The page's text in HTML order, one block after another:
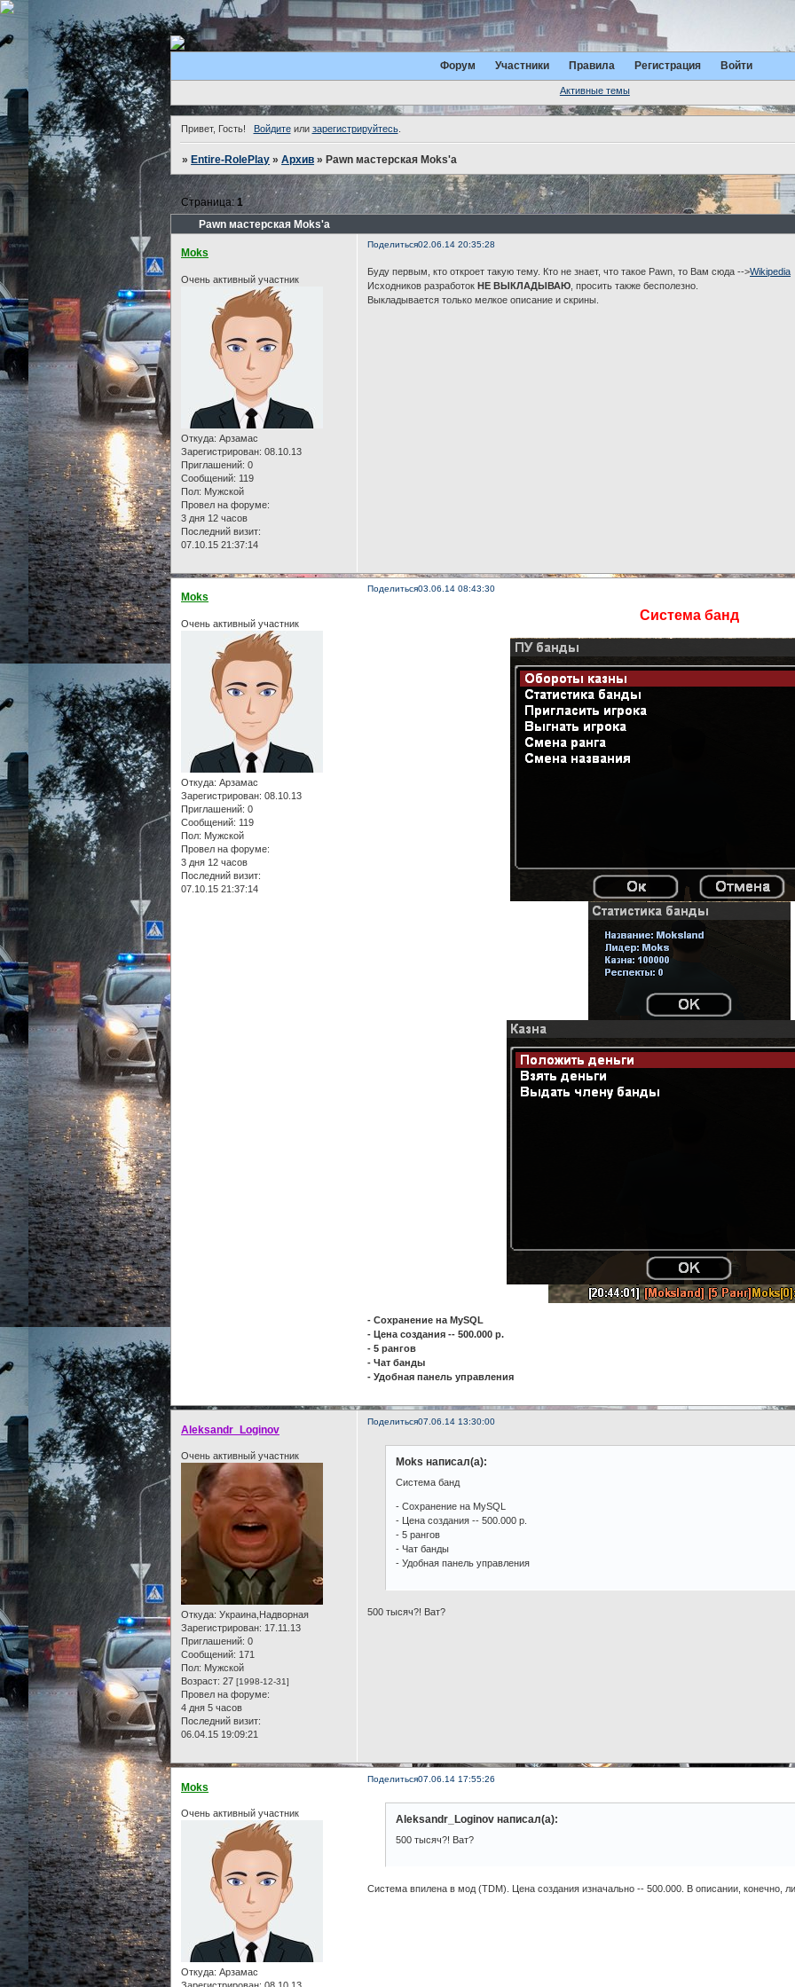
Форум Участники Правила Регистрация Войти
Активные темы
Привет, Гость! Войдитеили зарегистрируйтесь.
»Entire-RolePlay »Архив »Pawn мастерская Moks'а
Pawn мастерская Moks'а
Страница:1
Поделиться02.06.14 20:35:28
Moks
Очень активный участник
Откуда: Арзамас
Зарегистрирован: 08.10.13
Приглашений: 0
Сообщений: 119
Пол: Мужской
Провел на форуме:
3 дня 12 часов
Последний визит:
07.10.15 21:37:14
Буду первым, кто откроет такую тему. Кто не знает, что такое Pawn, то Вам сюда -->Wikipedia
Исходников разработокНЕ ВЫКЛАДЫВАЮ , просить также бесполезно.
Выкладывается только мелкое описание и скрины.
Поделиться03.06.14 08:43:30
Moks
Очень активный участник
Откуда: Арзамас
Зарегистрирован: 08.10.13
Приглашений: 0
Сообщений: 119
Пол: Мужской
Провел на форуме:
3 дня 12 часов
Последний визит:
07.10.15 21:37:14
Система банд
- Сохранение на MySQL
- Цена создания -- 500.000 р.
- 5 рангов
- Чат банды
- Удобная панель управления
Поделиться07.06.14 13:30:00
Aleksandr_Loginov
Очень активный участник
Откуда: Украина,Надворная
Зарегистрирован: 17.11.13
Приглашений: 0
Сообщений: 171
Пол: Мужской
Возраст: 27 [1998-12-31]
Провел на форуме:
4 дня 5 часов
Последний визит:
06.04.15 19:09:21
Moks написал(а):
Система банд
- Сохранение на MySQL
- Цена создания -- 500.000 р.
- 5 рангов
- Чат банды
- Удобная панель управления
500 тысяч?! Ват?
Поделиться07.06.14 17:55:26
Moks
Очень активный участник
Откуда: Арзамас
Aleksandr_Loginov написал(а):
500 тысяч?! Ват?
Система впилена в мод (TDM). Цена создания изначально -- 500.000. В описании, конечно,